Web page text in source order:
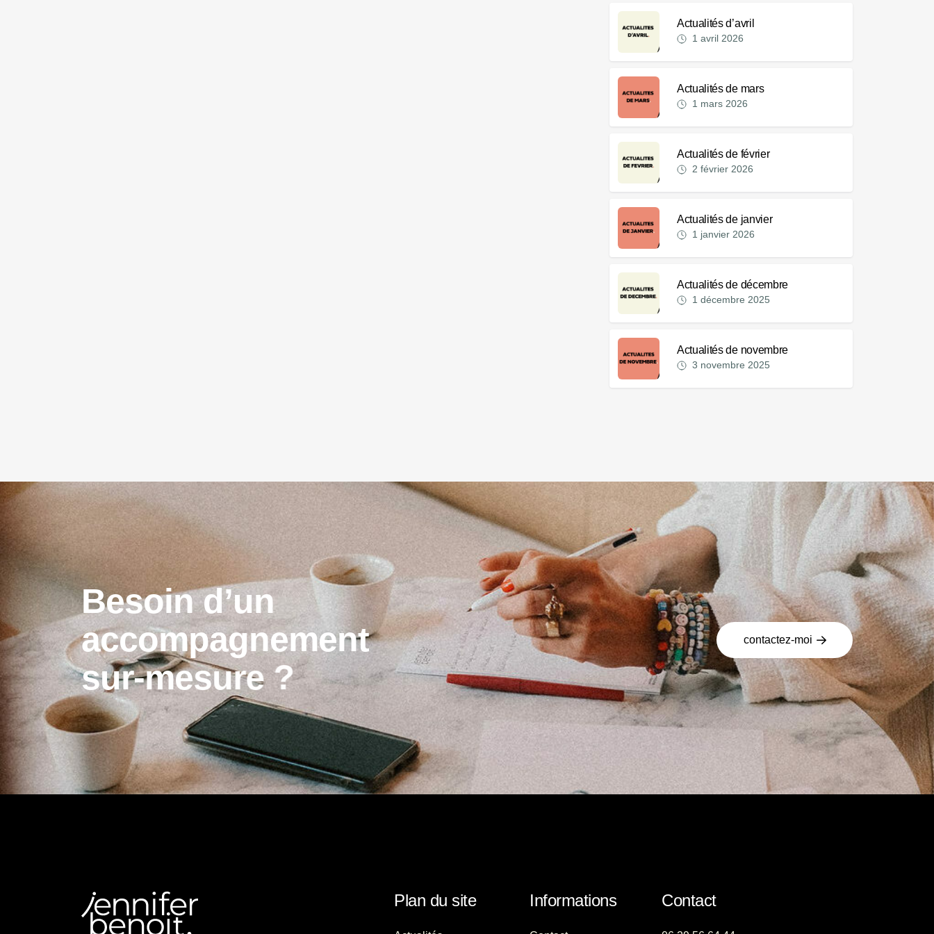
Actualités d’avril
1 avril 2026
Actualités de mars
1 mars 2026
Actualités de février
2 février 2026
Actualités de janvier
1 janvier 2026
Actualités de décembre
1 décembre 2025
Actualités de novembre
3 novembre 2025
Besoin d’un
accompagnement
sur-mesure ?
contactez-moi
Plan du site Informations Contact